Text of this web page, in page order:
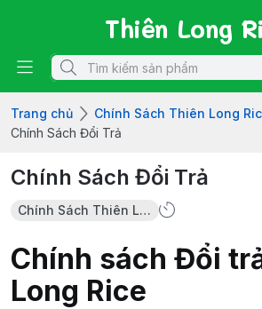
Thiên Long
Trang chủ
Chính Sách Thiên Long
Chính Sách Đổi Trả
Chính Sách Đổi Trả
Chính Sách Thiên Long Rice
Chính sách Đổi
Long Rice